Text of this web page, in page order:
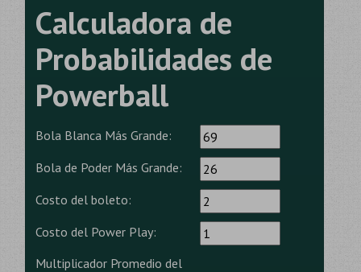
Calculadora de
Probabilidades de
Powerball
Bola Blanca Más Grande:
Bola de Poder Más Grande:
Costo del boleto:
Costo del Power Play:
Multiplicador Promedio del